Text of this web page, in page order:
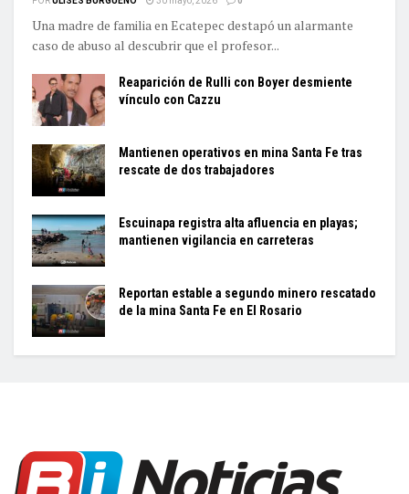
Una madre de familia en Ecatepec destapó un alarmante
caso de abuso al descubrir que el profesor...
Reaparición de Rulli con Boyer desmiente
vínculo con Cazzu
Mantienen operativos en mina Santa Fe tras
rescate de dos trabajadores
Escuinapa registra alta afluencia en playas;
mantienen vigilancia en carreteras
Reportan estable a segundo minero rescatado
de la mina Santa Fe en El Rosario